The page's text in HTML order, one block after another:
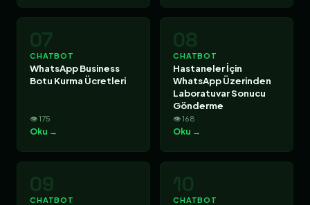
07
CHATBOT
WhatsApp Business
Botu Kurma Ücretleri
👁 175
Oku →
08
CHATBOT
Hastaneler İçin
WhatsApp Üzerinden
Laboratuvar Sonucu
Gönderme
👁 168
Oku →
09
CHATBOT
10
CHATBOT